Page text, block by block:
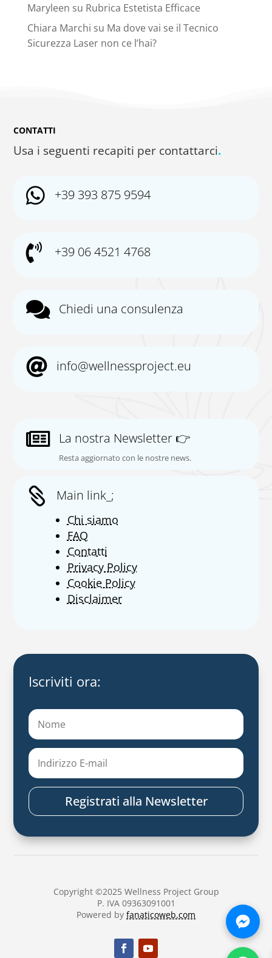
Maryleen su Rubrica Estetista Efficace
Chiara Marchi su Ma dove vai se il Tecnico
Sicurezza Laser non ce l’hai?
CONTATTI
Usa i seguenti recapiti per contattarci.
 +39 393 875 9594
 +39 06 4521 4768
 Chiedi una consulenza
 info@wellnessproject.eu
 La nostra Newsletter 👉
Resta aggiornato con le nostre news.
 Main link_;
Chi siamo
FAQ
Contatti
Privacy Policy
Cookie Policy
Disclaimer
Iscriviti ora:
Registrati alla Newsletter
Copyright ©2025 Wellness Project Group
P. IVA 09363091001
Powered by fanaticoweb.com